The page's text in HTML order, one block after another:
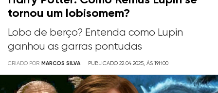
tornou um lobisomem?
Lobo de berço? Entenda como Lupin
ganhou as garras pontudas
CRIADO POR MARCOS SILVA PUBLICADO 22.04.2025, ÀS 19H00